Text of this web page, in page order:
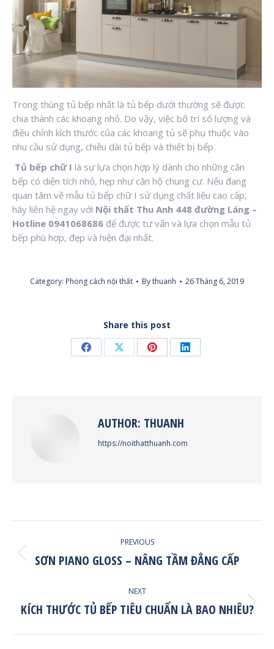
Trong thùng tủ bếp nhất là tủ bếp dưới thường sẽ được
chia thành các khoang nhỏ. Do vậy, việc bố trí số lượng và
điều chỉnh kích thước của các khoang tủ sẽ phụ thuộc vào
nhu cầu sử dụng, chiều dài tủ bếp và thiết bị bếp.
Tủ bếp chữ I là sự lựa chọn hợp lý dành cho những căn
bếp có diện tích nhỏ, hẹp như căn hộ chung cư. Nếu đang
quan tâm về mẫu tủ bếp chữ I sử dụng chất liệu cao cấp,
hãy liên hệ ngay với Nội thất Thu Anh 448 đường Láng –
Hotline 0941068686 để được tư vấn và lựa chọn mẫu tủ
bếp phù hợp, đẹp và hiện đại nhất.
Category: Phong cách nội thất Bythuanh 26 Tháng 6, 2019
Share this post
Share Share Share Share
AUTHOR: THUANH
https://noithatthuanh.com
NAVIGATION
PREVIOUS
Previous
SƠN PIANO GLOSS – NÂNG TẦM ĐẲNG CẤP
NEXT
Next
KÍCH THƯỚC TỦ BẾP TIÊU CHUẨN LÀ BAO NHIÊU?